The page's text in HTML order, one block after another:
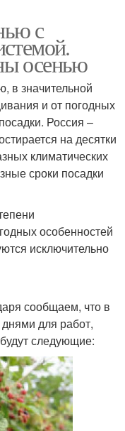
с
осенью
в значительной
и от погодных
Россия –
на десятки
климатических
сроки посадки
особенностей
исключительно
сообщаем, что в
для работ,
следующие: